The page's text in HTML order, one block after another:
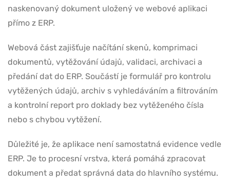
naskenovaný dokument uložený ve webové aplikaci
přímo z ERP.
Webová část zajišťuje načítání skenů, komprimaci
dokumentů, vytěžování údajů, validaci, archivaci a
předání dat do ERP. Součástí je formulář pro kontrolu
vytěžených údajů, archiv s vyhledáváním a filtrováním
a kontrolní report pro doklady bez vytěženého čísla
nebo s chybou vytěžení.
Důležité je, že aplikace není samostatná evidence vedle
ERP. Je to procesní vrstva, která pomáhá zpracovat
dokument a předat správná data do hlavního systému.